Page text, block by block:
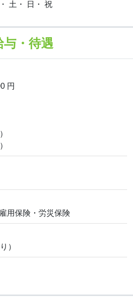
土・ 日・ 祝
与・待遇
円
用保険・労災保険
）